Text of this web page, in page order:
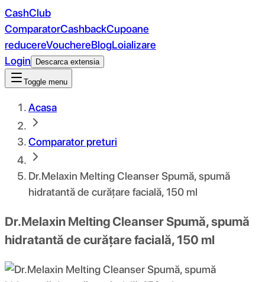
CashClub
ComparatorCashbackCupoane
reducereVouchereBlogLoializare
Login
Descarca extensia
Toggle menu
Acasa
Comparator preturi
Dr.Melaxin Melting Cleanser Spumă, spumă
hidratantă de curățare facială, 150 ml
Dr.Melaxin Melting Cleanser Spumă, spumă
hidratantă de curățare facială, 150 ml